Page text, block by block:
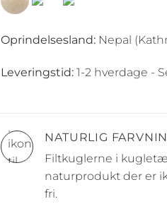
Oprindelsesland: Nepal
Leveringstid: 1-2 hverdage -
NATURLIG
Filtkuglerne i
naturprodukt der er
fri.